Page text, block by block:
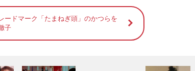
ードマーク「たまねぎ頭」のかつらを
子